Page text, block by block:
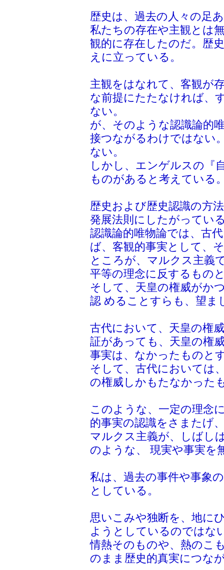
歴史は、過去の人々の足
私たちの存在や主観とは
観的に存在したのだ。歴
えに立っている。
主観をはなれて、客観が
な前提にたたなければ、
ない。
が、そのような認識論的
接つながるわけではない
ない。
しかし、エンゲルスの『
ものがあると考えている
歴史および歴史認識の方
発展法則にしたがってい
認識論的唯物論では、古
ば、客観的事実として、
ところが、マルクス主義
平等の理念に反するもの
そして、天皇の権威がか
認 めることすらも、望ま
古代において、天皇の権
証があっても、天皇の権
事実は、なかったものと
そして、古代においては
の権威しかもたなかった
このような、一定の理念
的事実の認識をさまたげ
マルクス主義が、しばし
のような、 現実や事実を
私は、過去の事件や事象
としている。
思いこみや独断を、地に
ようとしているのではな
情熱そのものや、熱のこ
のまま歴史的真実につな